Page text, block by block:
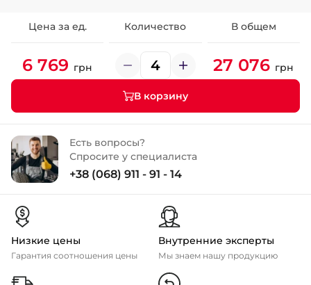
Цена за ед. Количество В общем
6 769 грн 27 076 грн
В корзину
Есть вопросы?
Спросите у специалиста
+38 (068) 911 - 91 - 14
Низкие цены
Гарантия соотношения цены
Внутренние эксперты
Мы знаем нашу продукцию